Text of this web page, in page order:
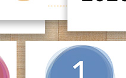
ド★ シンプルで使いや
ード♪ フォトアルバ